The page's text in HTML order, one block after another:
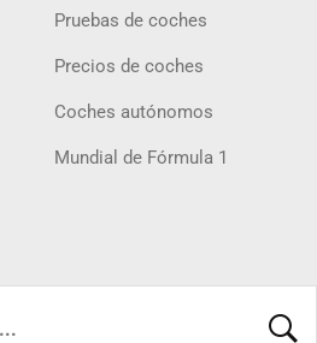
Pruebas de coches
Precios de coches
Coches autónomos
Mundial de Fórmula 1